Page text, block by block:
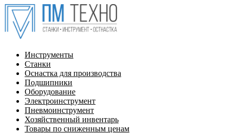
Инструменты
Станки
Оснастка для производства
Подшипники
Оборудование
Электроинструмент
Пневмоинструмент
Хозяйственный инвентарь
Товары по сниженным ценам